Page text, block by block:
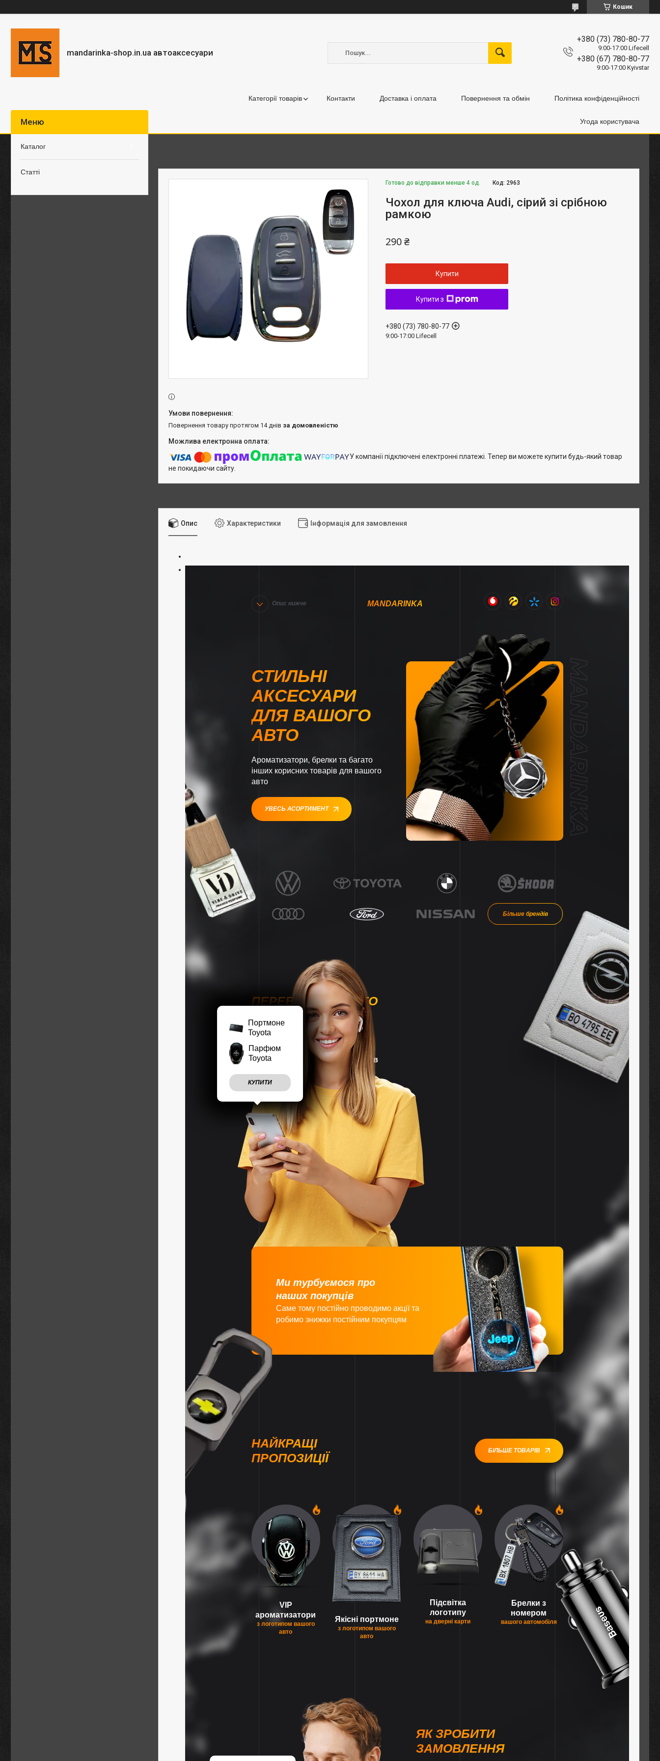
Кошик
mandarinka-shop.in.ua автоаксесуари
+380 (73) 780-80-77
9:00-17:00 Lifecell
+380 (67) 780-80-77
9:00-17:00 Kyivstar
Категорії товарів Контакти Доставка і оплата Повернення та обмін Політика конфіденційності
Угода користувача
Готово до відправки менше 4 од. Код: 2963
Чохол для ключа Audi, сірий зі срібною
рамкою
290 ₴
Купити
Купити з
+380 (73) 780-80-77
9:00-17:00 Lifecell
повернення товару протягом 14 днів за домовленістю
У компанії підключені електронні платежі. Тепер ви можете купити будь-який товар
не покидаючи сайту.
Опис Характеристики Інформація для замовлення
Опис нижче MANDARINKA
СТИЛЬНІ
АКСЕСУАРИ
ДЛЯ ВАШОГО
АВТО
Ароматизатори, брелки та багато
інших корисних товарів для вашого
авто
УВЕСЬ АСОРТИМЕНТ
Більше брендів
Портмоне
Toyota
Парфюм
Toyota
КУПИТИ
ПЕРЕВАГИ НАШОГО
МАГАЗИНУ
Наш магазин працює7 днів
Враховуємопобажання
клієнтів
Швидковідправляємо
замовлення
Великий асортимент
товарів
Ми турбуємося про
наших покупців
Саме тому постійно проводимо акції та
робимо знижки постійним покупцям
НАЙКРАЩІ
ПРОПОЗИЦІЇ
БІЛЬШЕ ТОВАРІВ
VIP
ароматизатори
з логотипом вашого
авто
Якісні портмоне
з логотипом вашого
авто
Підсвітка
логотипу
на дверні карти
Брелки з
номером
вашого автомобіля
ЯК ЗРОБИТИ
ЗАМОВЛЕННЯ
Каталог
Статті